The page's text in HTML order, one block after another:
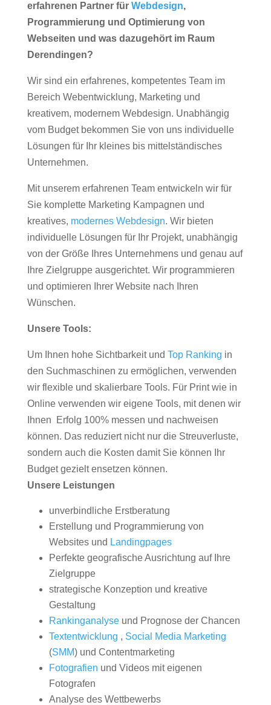
erfahrenen Partner für Webdesign,
Programmierung und Optimierung von
Webseiten und was dazugehört im Raum
Derendingen?
Wir sind ein erfahrenes, kompetentes Team im
Bereich Webentwicklung, Marketing und
kreativem, modernem Webdesign. Unabhängig
vom Budget bekommen Sie von uns individuelle
Lösungen für Ihr kleines bis mittelständisches
Unternehmen.
Mit unserem erfahrenen Team entwickeln wir für
Sie komplette Marketing Kampagnen und
kreatives, modernes Webdesign. Wir bieten
individuelle Lösungen für Ihr Projekt, unabhängig
von der Größe Ihres Unternehmens und genau auf
Ihre Zielgruppe ausgerichtet. Wir programmieren
und optimieren Ihrer Website nach Ihren
Wünschen.
Unsere Tools:
Um Ihnen hohe Sichtbarkeit und Top Ranking in
den Suchmaschinen zu ermöglichen, verwenden
wir flexible und skalierbare Tools. Für Print wie in
Online verwenden wir eigene Tools, mit denen wir
Ihnen Erfolg 100% messen und nachweisen
können. Das reduziert nicht nur die Streuverluste,
sondern auch die Kosten damit Sie können Ihr
Budget gezielt ensetzen können.
Unsere Leistungen
unverbindliche Erstberatung
Erstellung und Programmierung von
Websites und Landingpages
Perfekte geografische Ausrichtung auf Ihre
Zielgruppe
strategische Konzeption und kreative
Gestaltung
Rankinganalyseund Prognose der Chancen
Textentwicklung , Social Media Marketing
(SMM) und Contentmarketing
Fotografien und Videos mit eigenen
Fotografen
Analyse des Wettbewerbs